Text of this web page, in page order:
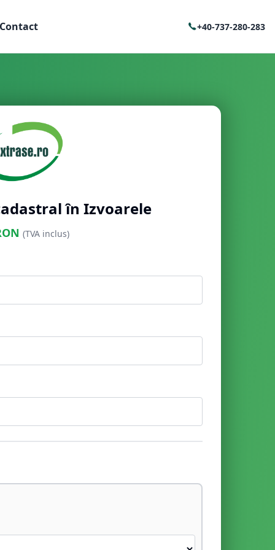
Contact +40-737-280-283
în Izvoarele
(TVA inclus)